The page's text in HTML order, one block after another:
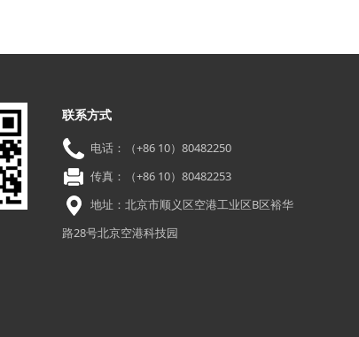
联系方式
电话：（+86 10）80482250
传真：（+86 10）80482253
地址：北京市顺义区空港工业区B区裕华
路28号北京空港科技园